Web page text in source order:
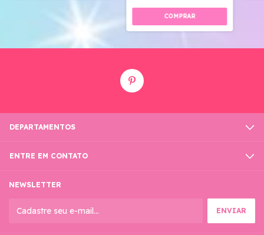
DEPARTAMENTOS
ENTRE EM CONTATO
NEWSLETTER